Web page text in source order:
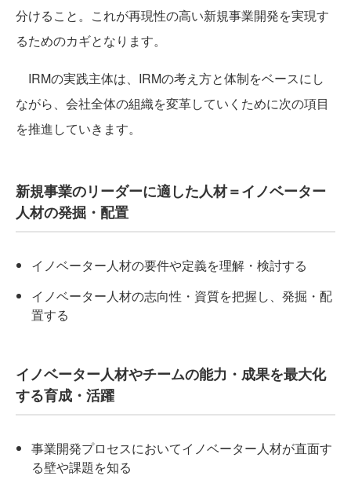
分けること。これが再現性の高い新規事業開発を実現す
るためのカギとなります。
IRMの実践主体は、IRMの考え方と体制をベースにし
ながら、会社全体の組織を変革していくために次の項目
を推進していきます。
新規事業のリーダーに適した人材＝イノベーター
人材の発掘・配置
イノベーター人材の要件や定義を理解・検討する
イノベーター人材の志向性・資質を把握し、発掘・配
置する
イノベーター人材やチームの能力・成果を最大化
する育成・活躍
事業開発プロセスにおいてイノベーター人材が直面す
る壁や課題を知る